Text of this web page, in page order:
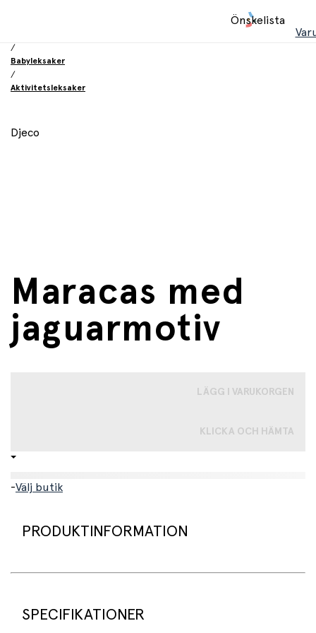
Önskelista
/
Babyleksaker
/
Aktivitetsleksaker
Djeco
Maracas med
jaguarmotiv
LÄGG I VARUKORGEN
KLICKA OCH HÄMTA
-Välj butik
PRODUKTINFORMATION
Denna färgglada maracas är formad som en tuff jaguar
SPECIFIKATIONER